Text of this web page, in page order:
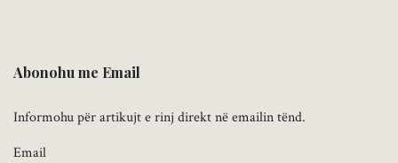
Abonohu me Email
Informohu për artikujt e rinj direkt në emailin tënd.
Email